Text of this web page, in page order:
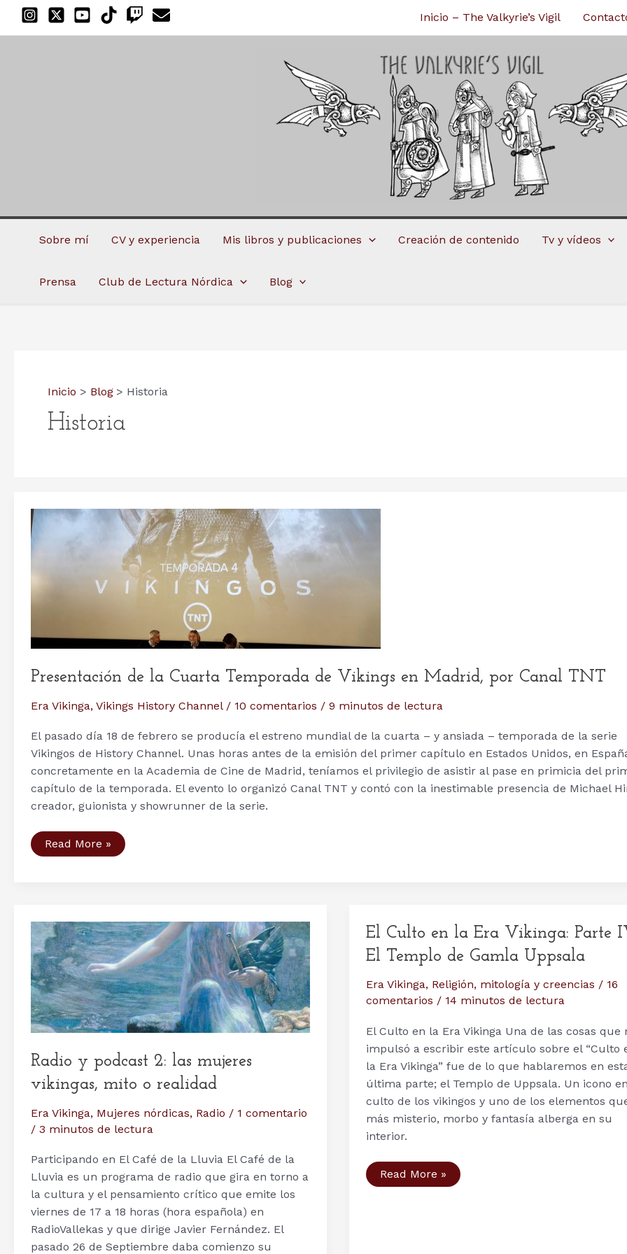
Inicio – The Valkyrie’s Vigil
Sobre mí CV y experiencia Mis libros y publicaciones Creación de contenido Tv y vídeos
Prensa Club de Lectura Nórdica Blog
Inicio Blog Historia
Historia
Presentación de la Cuarta Temporada de Vikings en Madrid, por Canal TNT
Era Vikinga, Vikings History Channel/ 10 comentarios / 9 minutos de lectura
El pasado día 18 de febrero se producía el estreno mundial de la cuarta – y ansiada – temporada de la serie
Vikingos de History Channel. Unas horas antes de la emisión del primer capítulo en Estados Unidos, en
concretamente en la Academia de Cine de Madrid, teníamos el privilegio de asistir al pase en primicia del
capítulo de la temporada. El evento lo organizó Canal TNT y contó con la inestimable presencia de Michael
creador, guionista y showrunner de la serie.
Presentación
de
en
Madrid,
por
Canal
TNT
Read More »
Radio y podcast 2: las mujeres
vikingas, mito o realidad
Era Vikinga, Mujeres nórdicas, Radio / 1 comentario
/ 3 minutos de lectura
Participando en El Café de la Lluvia El Café de la
Lluvia es un programa de radio que gira en torno a
la cultura y el pensamiento crítico que emite los
viernes de 17 a 18 horas (hora española) en
RadioVallekas y que dirige Javier Fernández. El
pasado 26 de Septiembre daba comienzo su
El Culto en la Era Vikinga: Parte
El Templo de Gamla Uppsala
Era Vikinga, Religión, mitología y creencias / 16
comentarios / 14 minutos de lectura
El Culto en la Era Vikinga Una de las cosas que
impulsó a escribir este artículo sobre el “Culto
la Era Vikinga” fue de lo que hablaremos en
última parte; el Templo de Uppsala. Un icono
culto de los vikingos y uno de los elementos
más misterio, morbo y fantasía alberga en su
interior.
El
Culto
Read More »